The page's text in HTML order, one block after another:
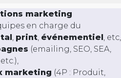
marketing
en charge du
, print, événementiel, etc,
(emailing, SEO, SEA,
marketing (4P : Produit,